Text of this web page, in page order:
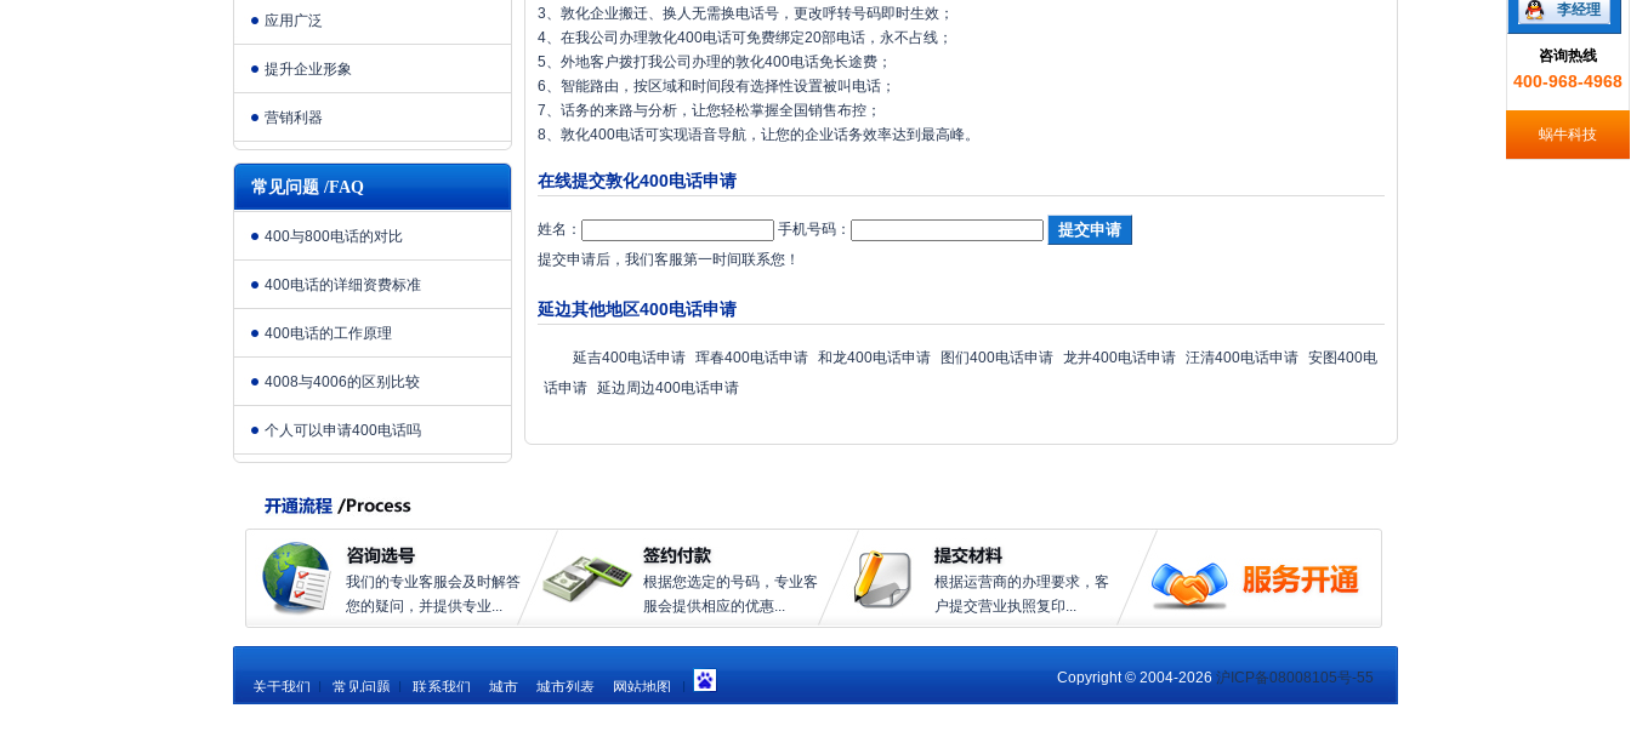
应用广泛
提升企业形象
营销利器
常见问题 /FAQ
400与800电话的对比
400电话的详细资费标准
400电话的工作原理
4008与4006的区别比较
个人可以申请400电话吗
3、敦化企业搬迁、换人无需换电话号，更改呼转号码即时生效；
4、在我公司办理敦化400电话可免费绑定20部电话，永不占线；
5、外地客户拨打我公司办理的敦化400电话免长途费；
6、智能路由，按区域和时间段有选择性设置被叫电话；
7、话务的来路与分析，让您轻松掌握全国销售布控；
8、敦化400电话可实现语音导航，让您的企业话务效率达到最高峰。
在线提交敦化400电话申请
姓名：
手机号码：
提交申请后，我们客服第一时间联系您！
延边其他地区400电话申请
延吉400电话申请 珲春400电话申请 和龙400电话申请 图们400电话申请 龙井400电话申请 汪清400电话申请 安图400电
话申请 延边周边400电话申请
我们的专业客服会及时解答
您的疑问，并提供专业...
根据您选定的号码，专业客
服会提供相应的优惠...
根据运营商的办理要求，客
户提交营业执照复印...
关于我们 常见问题 联系我们 城市 城市列表 网站地图
李经理
咨询热线
400-968-4968
蜗牛科技
Copyright © 2004-2026 沪ICP备08008105号-55